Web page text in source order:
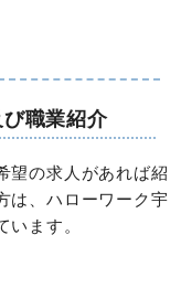
職業紹介
望の求人があれば紹
は、ハローワーク宇
ます。